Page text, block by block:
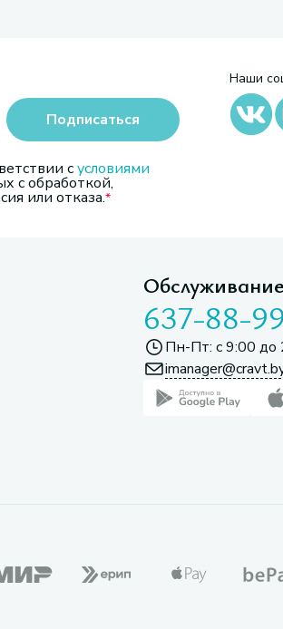
сусловиями
с обработкой,
или отказа.
Подписаться
Наши
637-88-99
Пн-Пт: с 9:00 до